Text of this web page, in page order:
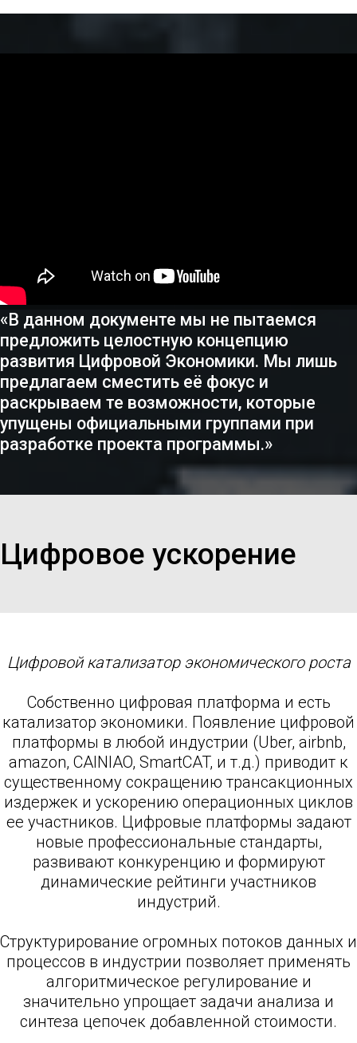
«В данном документе мы не пытаемся
предложить целостную концепцию
развития Цифровой Экономики. Мы лишь
предлагаем сместить её фокус и
раскрываем те возможности, которые
упущены официальными группами при
разработке проекта программы.»
Цифровое ускорение
Цифровой катализатор экономического роста
Собственно цифровая платформа и есть
катализатор экономики. Появление цифровой
платформы в любой индустрии (Uber, airbnb,
amazon, CAINIAO, SmartCAT, и т.д.) приводит к
существенному сокращению трансакционных
издержек и ускорению операционных циклов
ее участников. Цифровые платформы задают
новые профессиональные стандарты,
развивают конкуренцию и формируют
динамические рейтинги участников
индустрий.
Структурирование огромных потоков данных и
процессов в индустрии позволяет применять
алгоритмическое регулирование и
значительно упрощает задачи анализа и
синтеза цепочек добавленной стоимости.